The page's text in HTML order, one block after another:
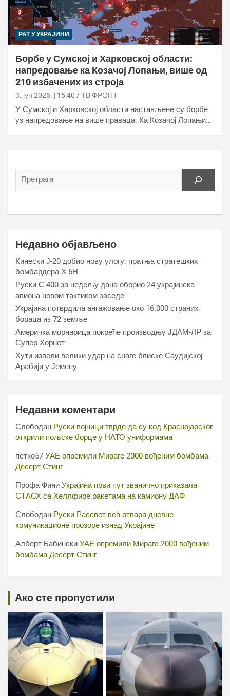
РАТ У УКРАЈИНИ
Борбе у Сумској и Харковској области:
напредовање ка Козачој Лопањи, више од
210 избачених из строја
3. јун 2026. | 15:40 ТВ ФРОНТ
У Сумској и Харковској области настављене су борбе
уз напредовање на више праваца. Ка Козачој Лопањи…
Недавно објављено
Кинески Ј-20 добио нову улогу: пратња стратешких
бомбардера Х-6Н
Руски С-400 за недељу дана оборио 24 украјинска
авиона новом тактиком заседе
Украјина потврдила ангажовање око 16.000 страних
бораца из 72 земље
Америчка морнарица покреће производњу ЈДАМ-ЛР за
Супер Хорнет
Хути извели велики удар на снаге блиске Саудијској
Арабији у Јемену
Недавни коментари
Слободан Руски војници тврде да су код Краснојарског
открили пољске борце у НАТО униформама
петко57 УАЕ опремили Мираге 2000 вођеним бомбама
Десерт Стинг
Профа Фини Украјина први пут званично приказала
СТАСХ са Хеллфире ракетама на камиону ДАФ
Слободан Руски Рассвет већ отвара дневне
комуникационе прозоре изнад Украјине
Алберт Бабински УАЕ опремили Мираге 2000 вођеним
бомбама Десерт Стинг
Ако сте пропустили